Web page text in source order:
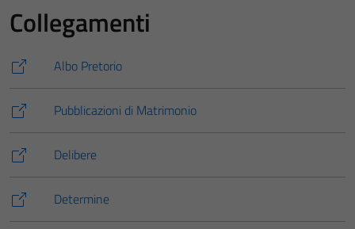
Collegamenti
Albo Pretorio
Pubblicazioni di Matrimonio
Delibere
Determine